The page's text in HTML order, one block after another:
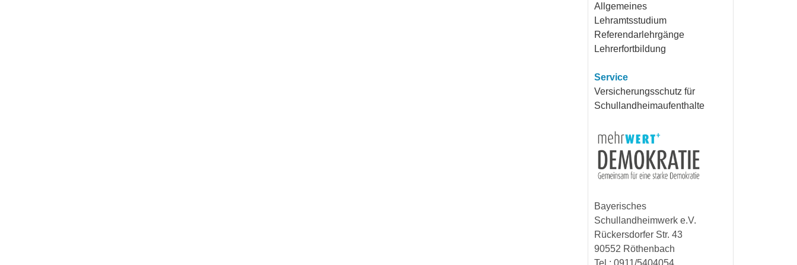
Allgemeines
Lehramtsstudium
Referendarlehrgänge
Lehrerfortbildung
Service
Versicherungsschutz für
Schullandheimaufenthalte
Bayerisches
Schullandheimwerk e.V.
Rückersdorfer Str. 43
90552 Röthenbach